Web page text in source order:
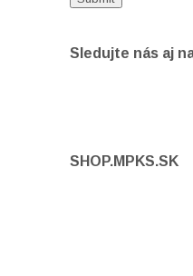
Sledujte nás aj
SHOP.MPKS.SK